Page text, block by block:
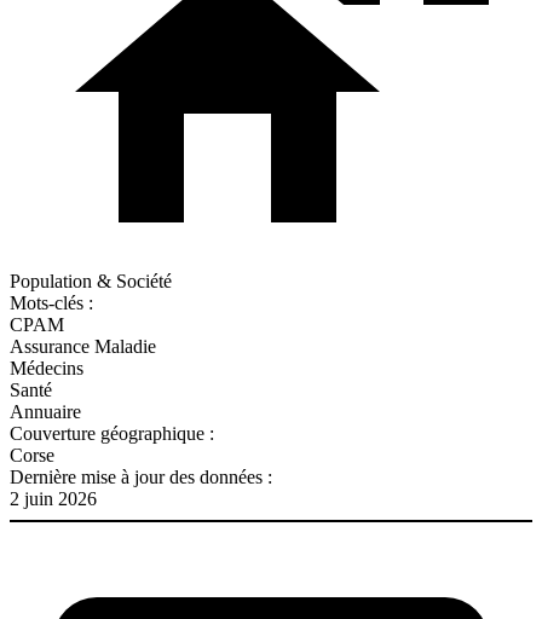
Population & Société
Mots-clés :
CPAM
Assurance Maladie
Médecins
Santé
Annuaire
Couverture géographique :
Corse
Dernière mise à jour des données :
2 juin 2026